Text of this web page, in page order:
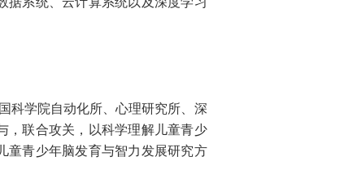
科学院自动化所、心理研究所、深
，联合攻关，以科学理解儿童青少
童青少年脑发育与智力发展研究方